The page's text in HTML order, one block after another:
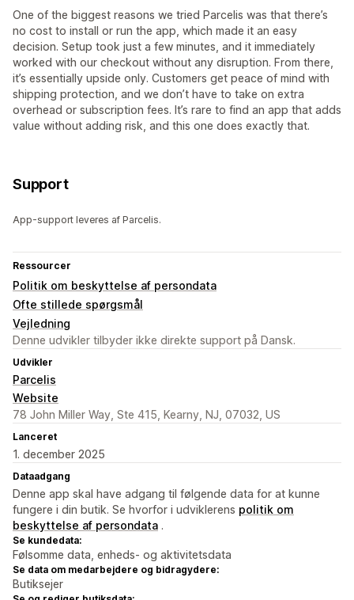
One of the biggest reasons we tried Parcelis was that there’s
no cost to install or run the app, which made it an easy
decision. Setup took just a few minutes, and it immediately
worked with our checkout without any disruption. From there,
it’s essentially upside only. Customers get peace of mind with
shipping protection, and we don’t have to take on extra
overhead or subscription fees. It’s rare to find an app that adds
value without adding risk, and this one does exactly that.
Support
App-support leveres af Parcelis.
Ressourcer
Politik om beskyttelse af persondata
Ofte stillede spørgsmål
Vejledning
Denne udvikler tilbyder ikke direkte support på Dansk.
Udvikler
Parcelis
Website
78 John Miller Way, Ste 415, Kearny, NJ, 07032, US
Lanceret
1. december 2025
Dataadgang
Denne app skal have adgang til følgende data for at kunne
fungere i din butik. Se hvorfor i udviklerens politik om
beskyttelse af persondata .
Se kundedata:
Følsomme data, enheds- og aktivitetsdata
Se data om medarbejdere og bidragydere:
Butiksejer